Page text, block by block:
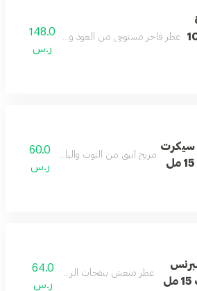
100
عطر فاخر مستوحى من العود والبخور لحضور مميز
148.0
ر.س
سيكرت
مزيج أنيق من التوت والياسمين والفانيليا
60.0
ر.س
عطر منعش بنفحات الريحان العذبة.
64.0
ر.س